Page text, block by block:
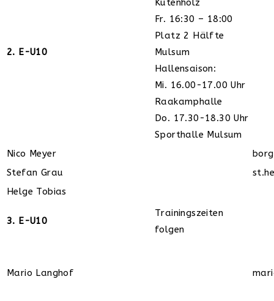
2. E-U10
Kutenholz
Fr. 16:30 – 18:00
Platz 2 Hälfte
Mulsum
Hallensaison:
Mi. 16.00-17.00 Uhr
Raakamphalle
Do. 17.30-18.30 Uhr
Sporthalle Mulsum
Nico Meyer
Stefan Grau
Helge Tobias
3. E-U10
Trainingszeiten
folgen
Mario Langhof